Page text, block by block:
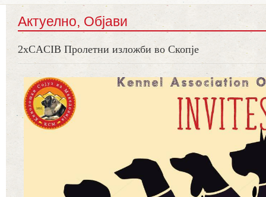
Актуелно, Објави
2xCACIB Пролетни изложби во Скопје